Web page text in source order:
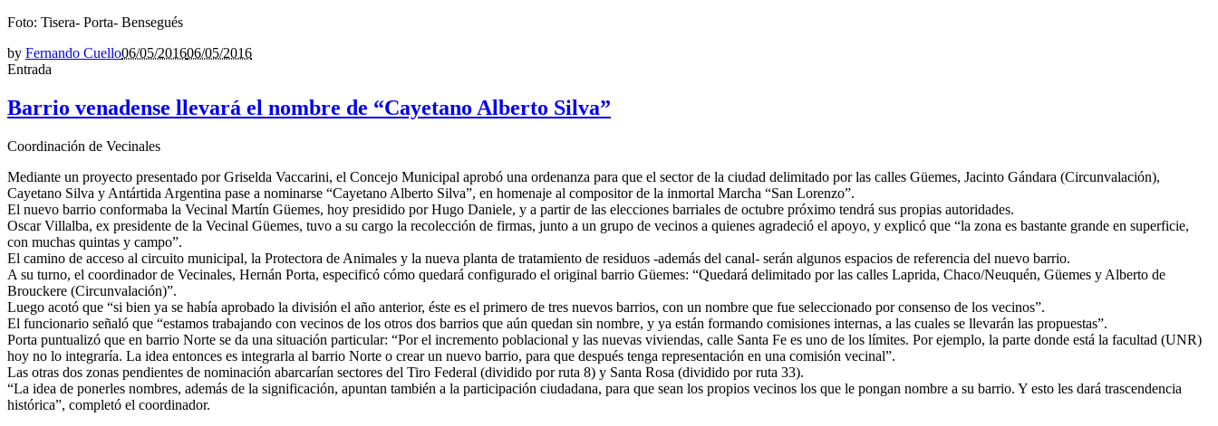
Foto: Tisera- Porta- Bensegués
by Fernando Cuello06/05/201606/05/2016
Entrada
Barrio venadense llevará el nombre de “Cayetano Alberto Silva”
Coordinación de Vecinales
Mediante un proyecto presentado por Griselda Vaccarini, el Concejo Municipal aprobó una ordenanza para que el sector de la ciudad delimitado por las calles Güemes, Jacinto Gándara (Circunvalación),
Cayetano Silva y Antártida Argentina pase a nominarse “Cayetano Alberto Silva”, en homenaje al compositor de la inmortal Marcha “San Lorenzo”.
El nuevo barrio conformaba la Vecinal Martín Güemes, hoy presidido por Hugo Daniele, y a partir de las elecciones barriales de octubre próximo tendrá sus propias autoridades.
Oscar Villalba, ex presidente de la Vecinal Güemes, tuvo a su cargo la recolección de firmas, junto a un grupo de vecinos a quienes agradeció el apoyo, y explicó que “la zona es bastante grande en superficie,
con muchas quintas y campo”.
El camino de acceso al circuito municipal, la Protectora de Animales y la nueva planta de tratamiento de residuos -además del canal- serán algunos espacios de referencia del nuevo barrio.
A su turno, el coordinador de Vecinales, Hernán Porta, especificó cómo quedará configurado el original barrio Güemes: “Quedará delimitado por las calles Laprida, Chaco/Neuquén, Güemes y Alberto de
Brouckere (Circunvalación)”.
Luego acotó que “si bien ya se había aprobado la división el año anterior, éste es el primero de tres nuevos barrios, con un nombre que fue seleccionado por consenso de los vecinos”.
El funcionario señaló que “estamos trabajando con vecinos de los otros dos barrios que aún quedan sin nombre, y ya están formando comisiones internas, a las cuales se llevarán las propuestas”.
Porta puntualizó que en barrio Norte se da una situación particular: “Por el incremento poblacional y las nuevas viviendas, calle Santa Fe es uno de los límites. Por ejemplo, la parte donde está la facultad (UNR)
hoy no lo integraría. La idea entonces es integrarla al barrio Norte o crear un nuevo barrio, para que después tenga representación en una comisión vecinal”.
Las otras dos zonas pendientes de nominación abarcarían sectores del Tiro Federal (dividido por ruta 8) y Santa Rosa (dividido por ruta 33).
“La idea de ponerles nombres, además de la significación, apuntan también a la participación ciudadana, para que sean los propios vecinos los que le pongan nombre a su barrio. Y esto les dará trascendencia
histórica”, completó el coordinador.